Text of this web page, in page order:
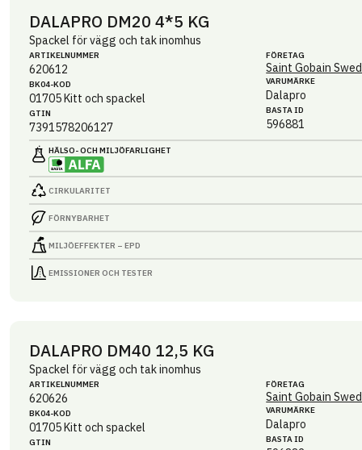
DALAPRO DM20 4*5 KG
Spackel för vägg och tak inomhus
ARTIKEL­NUMMER
620612
BK04-KOD
01705Kitt och spackel
GTIN
7391578206127
FÖRETAG
Saint Gobain
VARUMÄRKE
Dalapro
BASTA ID
596881
HÄLSO- OCH MILJÖ­FARLIGHET
CIRKULARITET
FÖRNYBARHET
MILJÖEFFEKTER – EPD
EMISSIONER OCH TESTER
DALAPRO DM40 12,5 KG
Spackel för vägg och tak inomhus
ARTIKEL­NUMMER
620626
BK04-KOD
01705Kitt och spackel
GTIN
FÖRETAG
Saint Gobain
VARUMÄRKE
Dalapro
BASTA ID